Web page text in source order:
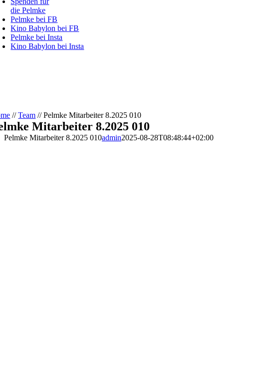
die Pelmke
Pelmke bei FB
Kino Babylon bei FB
Pelmke bei Insta
Kino Babylon bei Insta
//Team //Pelmke Mitarbeiter 8.2025 010
Mitarbeiter 8.2025 010
Pelmke Mitarbeiter 8.2025 010admin2025-08-28T08:48:44+02:00